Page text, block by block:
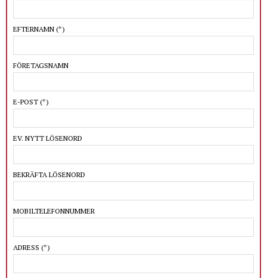
EFTERNAMN (*)
FÖRETAGSNAMN
E-POST (*)
EV. NYTT LÖSENORD
BEKRÄFTA LÖSENORD
MOBILTELEFONNUMMER
ADRESS (*)